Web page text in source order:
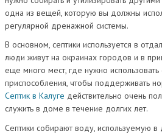
одна из вещей, которую вы должны
регулярной дренажной системы.
В основном, септики используется в
люди живут на окраинах городов и в
еще много мест, где нужно
приспособления, чтобы поддерживать
Септик в Калуге действительно очень
служить в доме в течение долгих лет.
Септики собирают воду, используемую в